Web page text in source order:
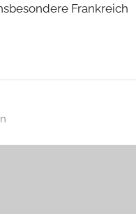
Frankreich